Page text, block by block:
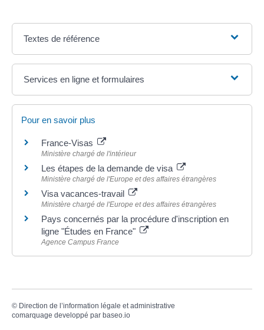
Textes de référence
Services en ligne et formulaires
Pour en savoir plus
France-Visas
Ministère chargé de l'intérieur
Les étapes de la demande de visa
Ministère chargé de l'Europe et des affaires étrangères
Visa vacances-travail
Ministère chargé de l'Europe et des affaires étrangères
Pays concernés par la procédure d'inscription en
ligne "Études en France"
Agence Campus France
© Direction de l’information légale et administrative
comarquage developpé par baseo.io